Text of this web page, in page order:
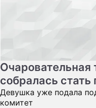
Очаровательная
собралась стать
Девушка уже подала
комитет